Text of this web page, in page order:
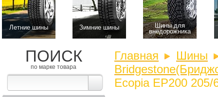
Летние шины Зимние шины
Шины для
внедорожника
ПОИСК
по марке товара
Главная
Шины
Ecopia EP200 205/